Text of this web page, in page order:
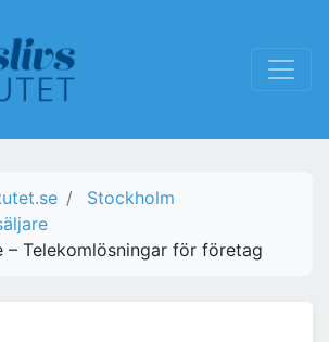
Stockholm
– Telekomlösningar för företag